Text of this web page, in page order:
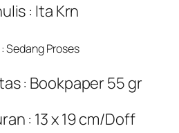
: Ita Krn
: Sedang Proses
: Bookpaper 55 gr
: 13 x 19 cm/Doff